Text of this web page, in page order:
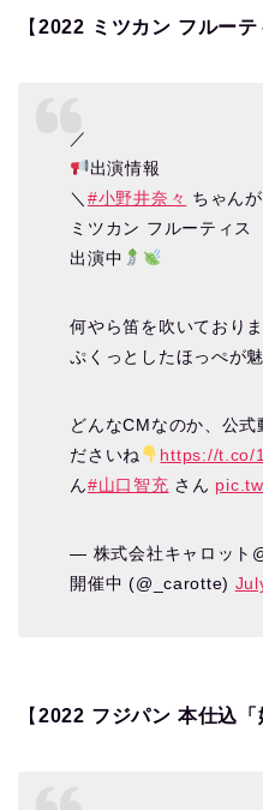
【 2022 ミツカン フルーテ
／
出演情報
＼ #小野井奈々 ちゃん
ミツカン フルーティス
出演中
何やら笛を吹いており
ぷくっとしたほっぺが
どんなCMなのか、公式
ださいね
https://t.co/
ん#山口智充 さん
— 株式会社キャロット
開催中 (@_carotte)
【 2022 フジパン 本仕込「